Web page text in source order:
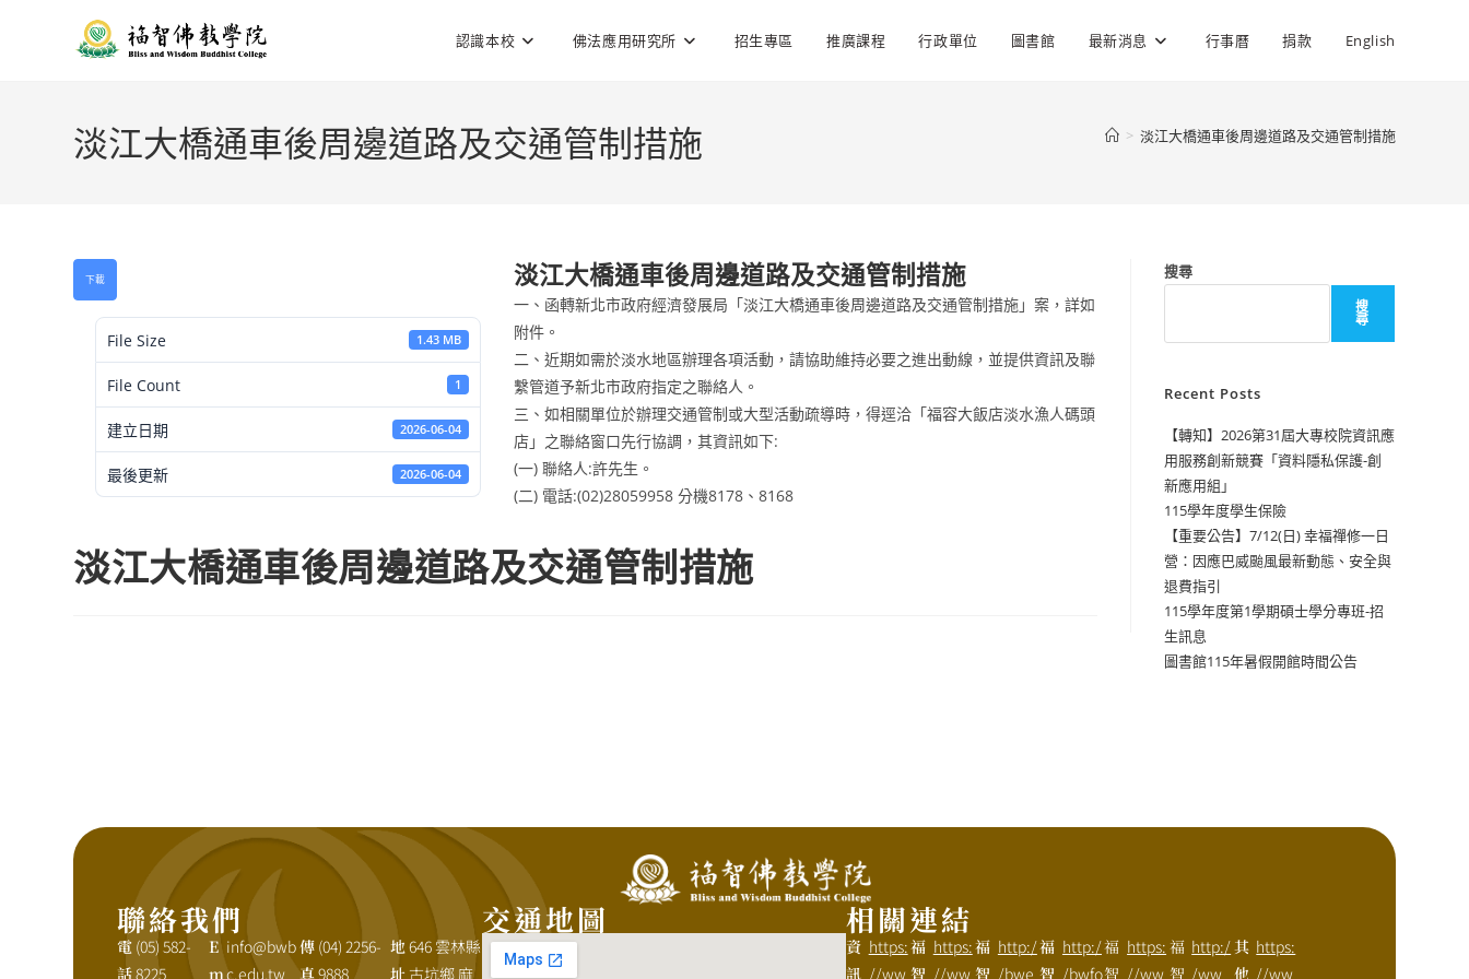
認識本校 佛法應用研究所 招生專區 推廣課程 行政單位 圖書館 最新消息 行事曆 捐款 English
淡江大橋通車後周邊道路及交通管制措施 > 淡江大橋通車後周邊道路及交通管制措施
下載
File Size 1.43 MB
File Count 1
建立日期 2026-06-04
最後更新 2026-06-04
淡江大橋通車後周邊道路及交通管制措施
一、函轉新北市政府經濟發展局「淡江大橋通車後周邊道路及交通管制措施」案，詳如
附件。
二、近期如需於淡水地區辦理各項活動，請協助維持必要之進出動線，並提供資訊及聯
繫管道予新北市政府指定之聯絡人。
三、如相關單位於辦理交通管制或大型活動疏導時，得逕洽「福容大飯店淡水漁人碼頭
店」之聯絡窗口先行協調，其資訊如下:
(一) 聯絡人:許先生。
(二) 電話:(02)28059958 分機8178、8168
淡江大橋通車後周邊道路及交通管制措施
搜尋
搜
尋
Recent Posts
【轉知】2026第31屆大專校院資訊應
用服務創新競賽「資料隱私保護-創
新應用組」
115學年度學生保險
【重要公告】7/12(日) 幸福禪修一日
營：因應巴威颱風最新動態、安全與
退費指引
115學年度第1學期碩士學分專班-招
生訊息
圖書館115年暑假開館時間公告
聯絡我們
電
話
(05) 582-
8225
E
m
info@bwb
c.edu.tw
傳
真
(04) 2256-
9888
地
址
646 雲林縣
古坑鄉 麻
交通地圖 相關連結
資
訊
https:
//ww
福
智
https:
//ww
福
智
http:/
/bwe
福
智
http:/
/bwfo
福
智
https:
//ww
福
智
http:/
/ww
其
他
https:
//ww